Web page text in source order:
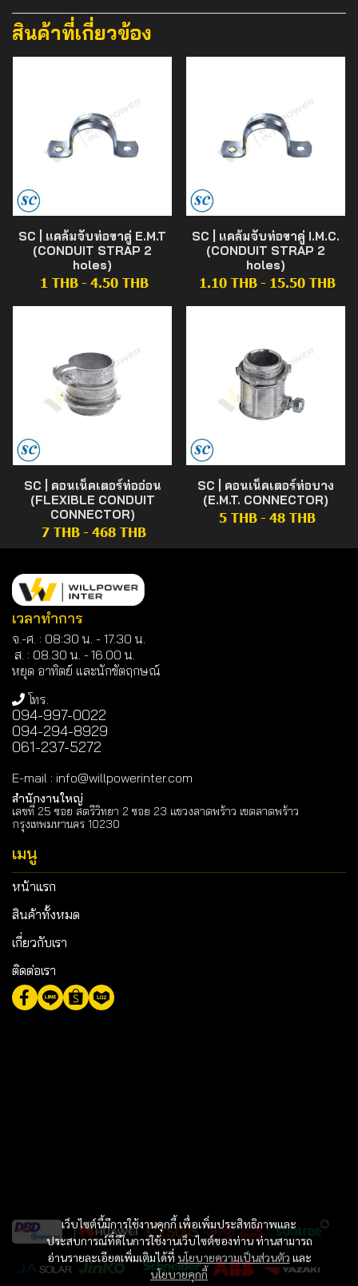
สินค้าที่เกี่ยวข้อง
SC | แคล้มจับท่อขาคู่ E.M.T
(CONDUIT STRAP 2
holes)
1 THB - 4.50 THB
SC | แคล้มจับท่อขาคู่ I.M.C.
(CONDUIT STRAP 2
holes)
1.10 THB - 15.50 THB
SC | คอนเน็คเตอร์ท่ออ่อน
(FLEXIBLE CONDUIT
CONNECTOR)
7 THB - 468 THB
SC | คอนเน็คเตอร์ท่อบาง
(E.M.T. CONNECTOR)
5 THB - 48 THB
เว็บไซต์นี้มีการใช้งานคุกกี้ เพื่อเพิ่มประสิทธิภาพและ
ประสบการณ์ที่ดีในการใช้งานเว็บไซต์ของท่าน ท่านสามารถ
อ่านรายละเอียดเพิ่มเติมได้ที่ นโยบายความเป็นส่วนตัว และ
นโยบายคุกกี้
เวลาทำการ
จ.-ศ. : 08:30 น. - 17.30 น.
ส. : 08.30 น. -16.00 น.
หยุด อาทิตย์ และนักขัตฤกษณ์
โทร.
094-997-0022
094-294-8929
061-237-5272
E-mail : info@willpowerinter.com
สำนักงานใหญ่
เลขที่ 25 ซอย สตรีวิทยา 2 ซอย 23 แขวงลาดพร้าว เขตลาดพร้าว
กรุงเทพมหานคร 10230
เมนู
หน้าแรก
สินค้าทั้งหมด
เกี่ยวกับเรา
ติดต่อเรา